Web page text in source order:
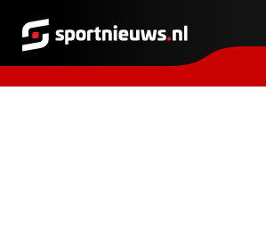
Sportnieuws.nl